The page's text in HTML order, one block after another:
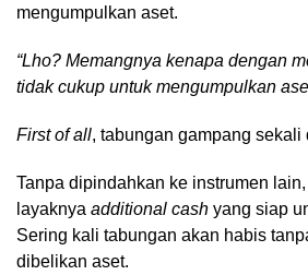
mengumpulkan aset.
“Lho? Memangnya kenapa dengan
tidak cukup untuk mengumpulkan
First of all, tabungan gampang sekali
Tanpa dipindahkan ke instrumen
layaknya additional cash yang siap
Sering kali tabungan akan habis
dibelikan aset.